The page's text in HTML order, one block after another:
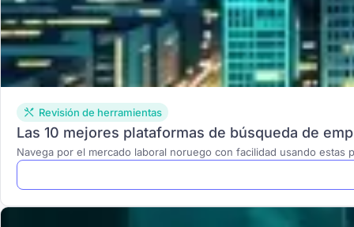
Revisión de herramientas
Las 10 mejores plataformas de búsqueda de
Navega por el mercado laboral noruego con facilidad usando estas